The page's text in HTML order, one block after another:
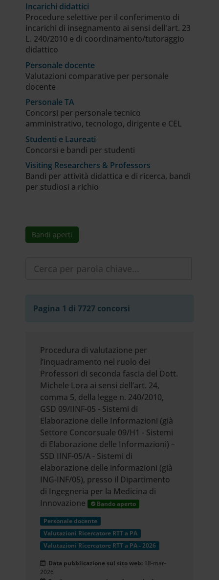
Incarichi didattici
Procedure selettive per il conferimento di
incarichi di insegnamento ai sensi dell'art. 23
L. 240/2010 e di coordinamento/tutoraggio
didattico
Personale docente
Valutazioni comparative per personale
docente
Personale TA
Concorsi per personale tecnico
amministrativo, tecnologo, dirigente e CEL
Studenti e Laureati
Concorsi e bandi per studenti
Visiting Researchers & Professors
Bandi per attività didattica e di ricerca, bandi
per studiosi a richio
Bandi aperti
Pagina 1 di 7727 concorsi
Procedura di valutazione per
l’inquadramento nel ruolo dei
Professori di seconda fascia del Dott.
Michele Lora ai sensi dell’art. 24,
comma 5, della legge n. 240/2010,
GSD 09/IINF-05 - Sistemi di
Elaborazione delle Informazioni (già
Settore Concorsuale 09/H1 - Sistemi
di Elaborazione delle Informazioni) –
SSD IINF-05/A - Sistemi di
elaborazione delle informazioni (già
ING-INF/05), presso il Dipartimento
di Ingegneria per la Medicina di
Innovazione
Bando aperto
Personale docente
Valutazioni Ricercatore RTT a PA
Valutazioni Ricercatore RTT a PA - 2026
Data pubblicazione sul sito web: 18-mar-
2026